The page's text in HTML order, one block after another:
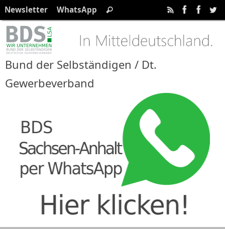
Zum
Inhalt
springen
Newsletter WhatsApp
nach:
Suchen
Bund der Selbständigen / Dt.
Gewerbeverband